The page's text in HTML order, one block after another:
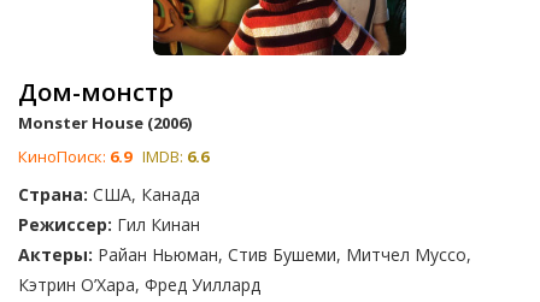
Дом-монстр
Monster House (2006)
КиноПоиск: 6.9 IMDB: 6.6
Страна: США, Канада
Режиссер: Гил Кинан
Актеры: Райан Ньюман, Стив Бушеми, Митчел Муссо,
Кэтрин О’Хара, Фред Уиллард